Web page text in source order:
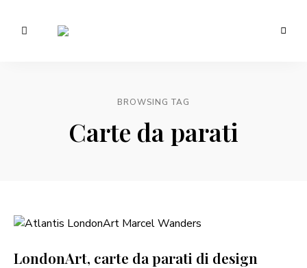
BROWSING TAG
Carte da parati
LondonArt, carte da parati di design